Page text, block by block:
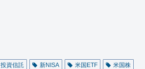
投資信託 新NISA 米国ETF
米国株